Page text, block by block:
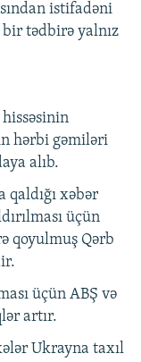
istifadəni
tədbirə yalnız
hərbi gəmiləri
alıb.
xəbər
üçün
qoyulmuş Qərb
üçün ABŞ və
artır.
Ukrayna taxıl